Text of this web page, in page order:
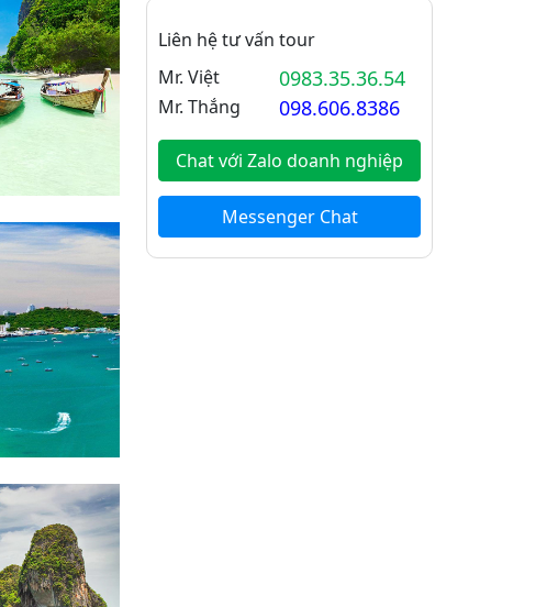
Liên hệ tư vấn tour
Mr. Việt
0983.35.36.54
Mr. Thắng 098.606.8386
Chat với Zalo doanh nghiệp
Messenger Chat